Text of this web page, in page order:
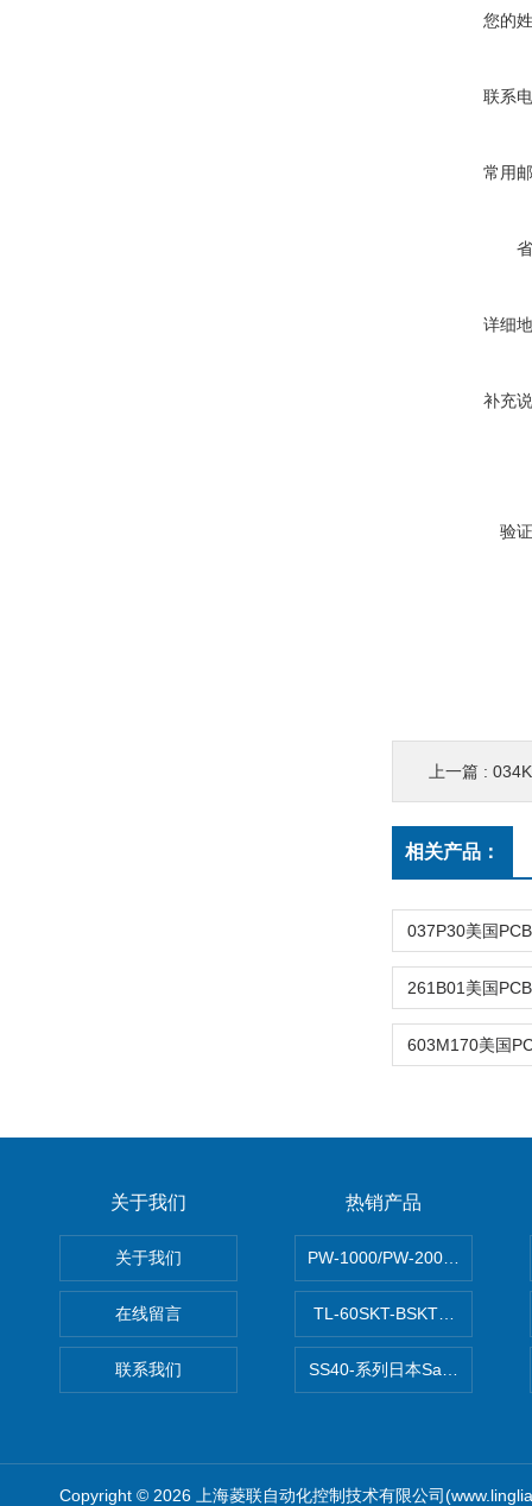
您的
联系
常用
详细
补充
验
上一篇 :
相关产品：
关于我们
关于我们
在线留言
联系我们
热销产品
PW-1000/PW-
TL-60SKT-BSKTC张力控制器
SS40-系列日本Sawamura泽
Copyright © 2026 上海菱联自动化控制技术有限公司